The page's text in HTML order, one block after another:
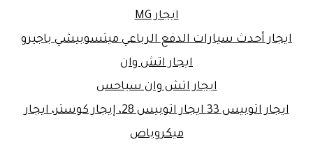
ايجار MG
ايجار أحدث سيارات الدفع الرباعي ميتسوبيشي باجيرو
ايجار اتش وان
ايجار اتش وان سياحس
ايجار اتوبيس 33 ايجار اتوبيس 28، إيجار كوستر، ايجار
ميكروباص